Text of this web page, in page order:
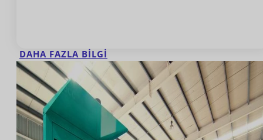
DAHA FAZLA BILGI